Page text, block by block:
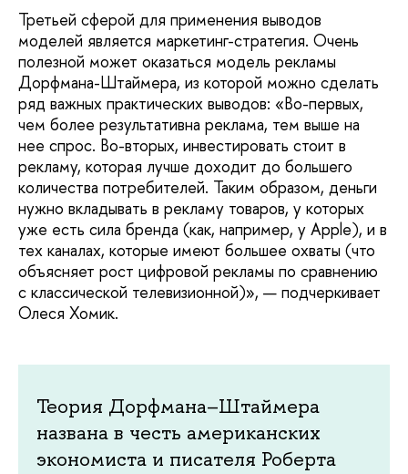
Третьей сферой для применения выводов
моделей является маркетинг-стратегия. Очень
полезной может оказаться модель рекламы
Дорфмана-Штаймера, из которой можно сделать
ряд важных практических выводов: «Во-первых,
чем более результативна реклама, тем выше на
нее спрос. Во-вторых, инвестировать стоит в
рекламу, которая лучше доходит до большего
количества потребителей. Таким образом, деньги
нужно вкладывать в рекламу товаров, у которых
уже есть сила бренда (как, например, у Apple), и в
тех каналах, которые имеют большее охваты (что
объясняет рост цифровой рекламы по сравнению
с классической телевизионной)», — подчеркивает
Олеся Хомик.
Теория Дорфмана–Штаймера
названа в честь американских
экономиста и писателя Роберта